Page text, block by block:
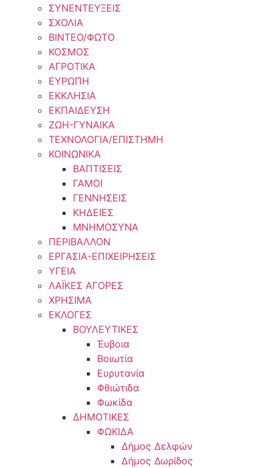
ΣΥΝΕΝΤΕΥΞΕΙΣ
ΣΧΟΛΙΑ
ΒΙΝΤΕΟ/ΦΩΤΟ
ΚΟΣΜΟΣ
ΑΓΡΟΤΙΚΑ
ΕΥΡΩΠΗ
ΕΚΚΛΗΣΙΑ
ΕΚΠΑΙΔΕΥΣΗ
ΖΩΗ-ΓΥΝΑΙΚΑ
ΤΕΧΝΟΛΟΓΙΑ/ΕΠΙΣΤΗΜΗ
ΚΟΙΝΩΝΙΚΑ
ΒΑΠΤΙΣΕΙΣ
ΓΑΜΟΙ
ΓΕΝΝΗΣΕΙΣ
ΚΗΔΕΙΕΣ
ΜΝΗΜΟΣΥΝΑ
ΠΕΡΙΒΑΛΛΟΝ
ΕΡΓΑΣΙΑ-ΕΠΙΧΕΙΡΗΣΕΙΣ
ΥΓΕΙΑ
ΛΑΪΚΕΣ ΑΓΟΡΕΣ
ΧΡΗΣΙΜΑ
ΕΚΛΟΓΕΣ
ΒΟΥΛΕΥΤΙΚΕΣ
Έυβοια
Βοιωτία
Ευρυτανία
Φθιώτιδα
Φωκίδα
ΔΗΜΟΤΙΚΕΣ
ΦΩΚΙΔΑ
Δήμος Δελφών
Δήμος Δωρίδος